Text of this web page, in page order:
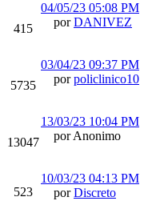
415
04/05/23 05:08 PM
porDANIVEZ
5735
03/04/23 09:37 PM
porpoliclinico10
13047
13/03/23 10:04 PM
por Anonimo
523
10/03/23 04:13 PM
porDiscreto